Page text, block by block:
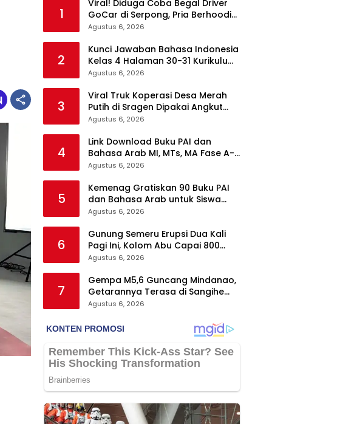
1
Viral! Diduga Coba Begal Driver
GoCar di Serpong, Pria Berhoodie
Hitam Diamankan Warga dan
Agustus 6, 2026
2
Kunci Jawaban Bahasa Indonesia
Kelas 4 Halaman 30-31 Kurikulum
Merdeka, Menyimak Teks Kepala
Agustus 6, 2026
3
Viral Truk Koperasi Desa Merah
Putih di Sragen Dipakai Angkut
Tebu, Kodim Langsung Turun
Agustus 6, 2026
4
Link Download Buku PAI dan
Bahasa Arab MI, MTs, MA Fase A-F
Gratis, Lengkap Semua Mata
Agustus 6, 2026
5
Kemenag Gratiskan 90 Buku PAI
dan Bahasa Arab untuk Siswa
Madrasah di Semua Jenjang
Agustus 6, 2026
6
Gunung Semeru Erupsi Dua Kali
Pagi Ini, Kolom Abu Capai 800
Meter
Agustus 6, 2026
7
Gempa M5,6 Guncang Mindanao,
Getarannya Terasa di Sangihe
dan Talaud
Agustus 6, 2026